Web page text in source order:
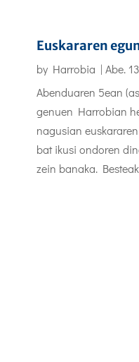
Euskararen
by Harrobia | Abe.
Abenduaren 5ean
genuen Harrobian
nagusian
bat ikusi ondoren
zein banaka.